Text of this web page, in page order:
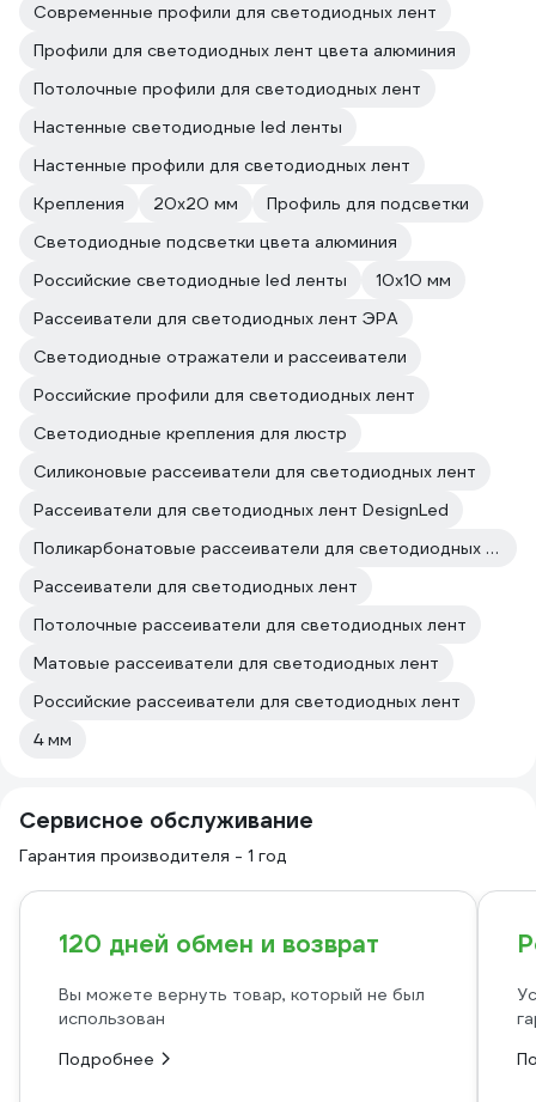
Современные профили для светодиодных лент
Профили для светодиодных лент цвета алюминия
Потолочные профили для светодиодных лент
Настенные светодиодные led ленты
Настенные профили для светодиодных лент
Крепления
20х20 мм
Профиль для подсветки
Светодиодные подсветки цвета алюминия
Российские светодиодные led ленты
10х10 мм
Рассеиватели для светодиодных лент ЭРА
Светодиодные отражатели и рассеиватели
Российские профили для светодиодных лент
Светодиодные крепления для люстр
Силиконовые рассеиватели для светодиодных лент
Рассеиватели для светодиодных лент DesignLed
Поликарбонатовые рассеиватели для светодиодных лент
Рассеиватели для светодиодных лент
Потолочные рассеиватели для светодиодных лент
Матовые рассеиватели для светодиодных лент
Российские рассеиватели для светодиодных лент
4 мм
Сервисное обслуживание
Гарантия производителя - 1 год
120 дней обмен и возврат
Вы можете вернуть товар, который не был
использован
Подробнее